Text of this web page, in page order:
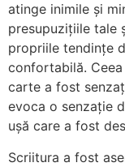
atinge inimile și
presupuzițiile tale
propriile tendințe
confortabilă.
carte a fost
evoca o senzație
ușă care a fost
Scriitura a fost